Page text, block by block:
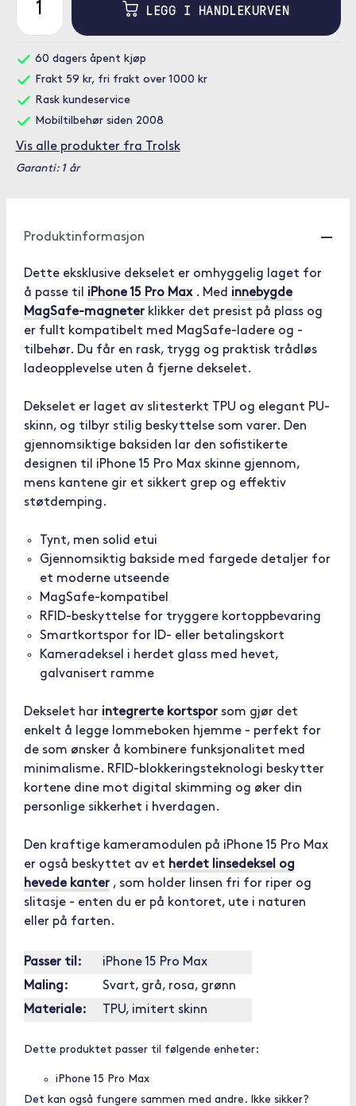
LEGG I HANDLEKURVEN
60 dagers åpent kjøp
Frakt 59 kr, fri frakt over 1000 kr
Rask kundeservice
Mobiltilbehør siden 2008
Vis alle produkter fra Trolsk
Garanti: 1 år
Produktinformasjon
Dette eksklusive dekselet er omhyggelig laget for
å passe til iPhone 15 Pro Max. Med innebygde
MagSafe-magneter klikker det presist på plass og
er fullt kompatibelt med MagSafe-ladere og -
tilbehør. Du får en rask, trygg og praktisk trådløs
ladeopplevelse uten å fjerne dekselet.
Dekselet er laget av slitesterkt TPU og elegant PU-
skinn, og tilbyr stilig beskyttelse som varer. Den
gjennomsiktige baksiden lar den sofistikerte
designen til iPhone 15 Pro Max skinne gjennom,
mens kantene gir et sikkert grep og effektiv
støtdemping.
Tynt, men solid etui
Gjennomsiktig bakside med fargede detaljer for
et moderne utseende
MagSafe-kompatibel
RFID-beskyttelse for tryggere kortoppbevaring
Smartkortspor for ID- eller betalingskort
Kameradeksel i herdet glass med hevet,
galvanisert ramme
Dekselet har integrerte kortspor som gjør det
enkelt å legge lommeboken hjemme - perfekt for
de som ønsker å kombinere funksjonalitet med
minimalisme. RFID-blokkeringsteknologi beskytter
kortene dine mot digital skimming og øker din
personlige sikkerhet i hverdagen.
Den kraftige kameramodulen på iPhone 15 Pro Max
er også beskyttet av et herdet linsedeksel og
hevede kanter , som holder linsen fri for riper og
slitasje - enten du er på kontoret, ute i naturen
eller på farten.
Passer til:
iPhone 15 Pro Max
Maling:
Svart, grå, rosa, grønn
Materiale:
TPU, imitert skinn
Dette produktet passer til følgende enheter:
iPhone 15 Pro Max
Det kan også fungere sammen med andre. Ikke sikker?